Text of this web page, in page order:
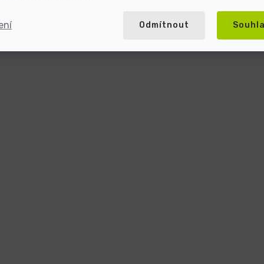
Odmítnout